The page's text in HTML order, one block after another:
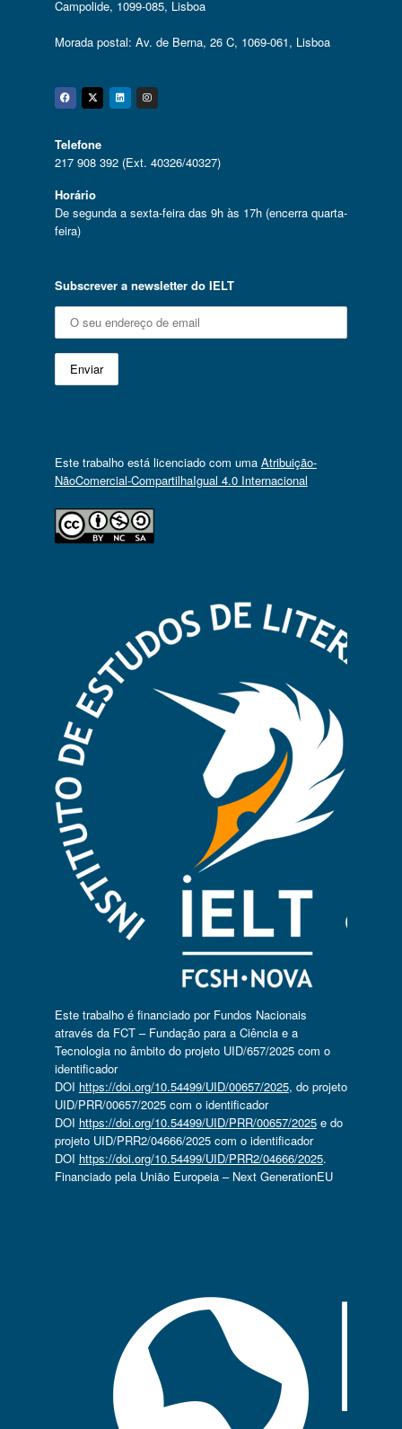
Campolide, 1099-085, Lisboa
Morada postal: Av. de Berna, 26 C, 1069-061, Lisboa
Facebook
Twitter
Linkedin
Instagram
Telefone
217 908 392 (Ext. 40326/40327)
Horário
De segunda a sexta-feira das 9h às 17h (encerra quarta-
feira)
Subscrever a newsletter do IELT
Este trabalho está licenciado com uma Atribuição-
NãoComercial-CompartilhaIgual 4.0 Internacional
Este trabalho é financiado por Fundos Nacionais
através da FCT – Fundação para a Ciência e a
Tecnologia no âmbito do projeto UID/657/2025 com o
identificador
DOI https://doi.org/10.54499/UID/00657/2025, do projeto
UID/PRR/00657/2025 com o identificador
DOI https://doi.org/10.54499/UID/PRR/00657/2025e do
projeto UID/PRR2/04666/2025 com o identificador
DOI https://doi.org/10.54499/UID/PRR2/04666/2025.
Financiado pela União Europeia – Next GenerationEU